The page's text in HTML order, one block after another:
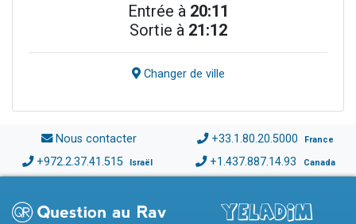
Entrée à 20:11
Sortie à 21:12
Changer de ville
Nous contacter +33.1.80.20.5000 France
+972.2.37.41.515 Israël +1.437.887.14.93 Canada